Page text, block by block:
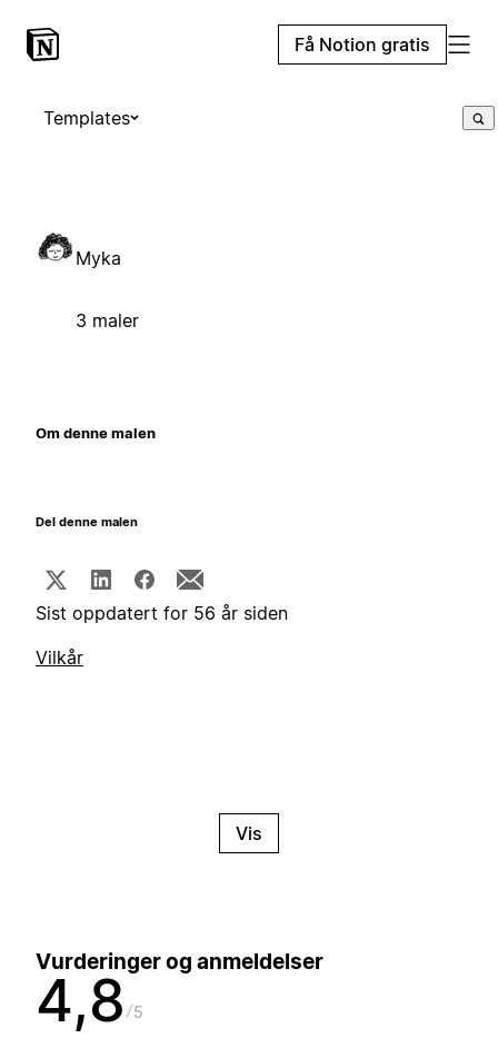
Få Notion gratis
Templates
Myka
3 maler
Om denne malen
Del denne malen
Sist oppdatert for 56 år siden
Vilkår
Vis
Vurderinger og anmeldelser
4,8 5